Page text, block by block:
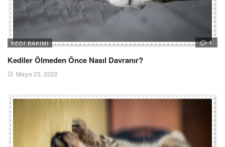
KEDI BAKIMI 1
Kediler Ölmeden Önce Nasıl Davranır?
Mayıs 23, 2022